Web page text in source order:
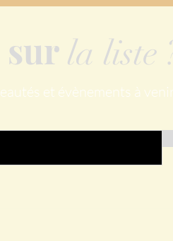
sur la liste
et évènements à